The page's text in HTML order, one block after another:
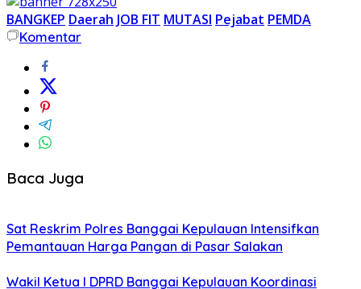
BANGKEP Daerah JOB FIT MUTASI Pejabat PEMDA
Komentar
Baca Juga
Sat Reskrim Polres Banggai Kepulauan Intensifkan
Pemantauan Harga Pangan di Pasar Salakan
Wakil Ketua I DPRD Banggai Kepulauan Koordinasi